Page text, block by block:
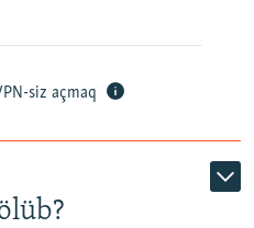
360p 480p
1080p
siz açmaq